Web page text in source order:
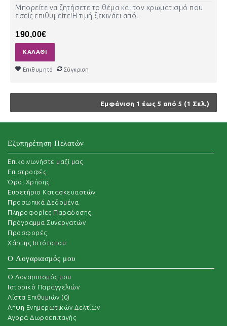
Μπορείτε να ζητήσετε το θέμα και τον χρωματισμό που
εσείς επιθυμείτε!Η τιμή ξεκινάει από..
190,00€
ΚΑΛΆΘΙ
Επιθυμητό Σύγκριση
Εμφάνιση 1 έως 5 από 5 (1 Σελ.)
Εξυπηρέτηση Πελατών
Επικοινωνήστε μαζί μας
Επιστροφές
Όροι Χρήσης
Ευρετήριο Κατασκευαστών
Προσωπικά Δεδομένα
Πληροφορίες Παραδοσης
Πρόγραμμα Συνεργατών
Προσφορές
Χάρτης Ιστότοπου
Ο Λογαριασμός μου
O Λογαριασμός μου
Ιστορικό Παραγγελιών
Λίστα Επιθυμιών (0)
Λήψη Ενημερωτικών Δελτίων
Αγορά Δωροεπιταγής